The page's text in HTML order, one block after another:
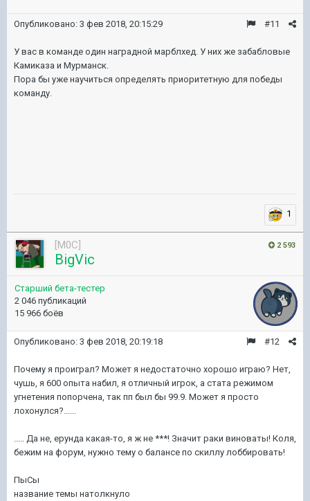
#11
Опубликовано: 3 фев 2018, 20:15:29
У вас в команде один наградной марблхед. У них же забабловые
Камиказа и Мурманск.
Пора бы уже научиться определять приоритетную для победы
команду.
1
2 593
[M0C]
BigVic
Старший бета-тестер
2 046 публикаций
15 966 боёв
#12
Опубликовано: 3 фев 2018, 20:19:18
Почему я проиграл? Может я недостаточно хорошо играю? Нет,
чушь, я 600 опыта набил, я отличный игрок, а стата режимом
угнетения попорчена, так пп был бы 99.9. Может я просто
лохонулся?......
..... Да не, ерунда какая-то, я ж не ***! Значит раки виноваты! Коля,
бежим на форум, нужно тему о балансе по скиллу лоббировать!
ПыСы
название темы натолкнуло